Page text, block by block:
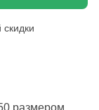
размером